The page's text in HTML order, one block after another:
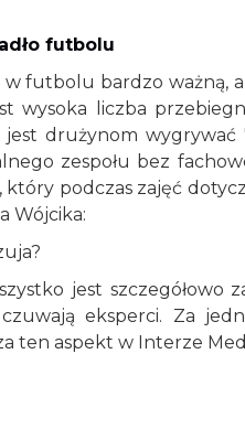
futbolu
futbolu bardzo ważną,
wysoka liczba
drużynom wygrywać
zespołu bez
podczas zajęć
Wójcika:
jest
eksperci. Za
ten aspekt w Interze